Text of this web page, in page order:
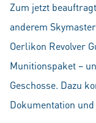
Zum jetzt
anderem
Oerlikon Revolver
Munitionspaket –
Geschosse. Dazu
Dokumentation